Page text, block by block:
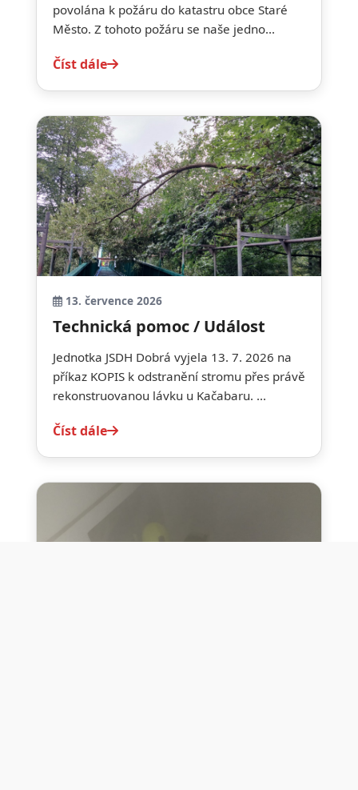
povolána k požáru do katastru obce Staré
Město. Z tohoto požáru se naše jedno...
Číst dále
13. července 2026
Technická pomoc / Událost
Jednotka JSDH Dobrá vyjela 13. 7. 2026 na
příkaz KOPIS k odstranění stromu přes právě
rekonstruovanou lávku u Kačabaru. ...
Číst dále